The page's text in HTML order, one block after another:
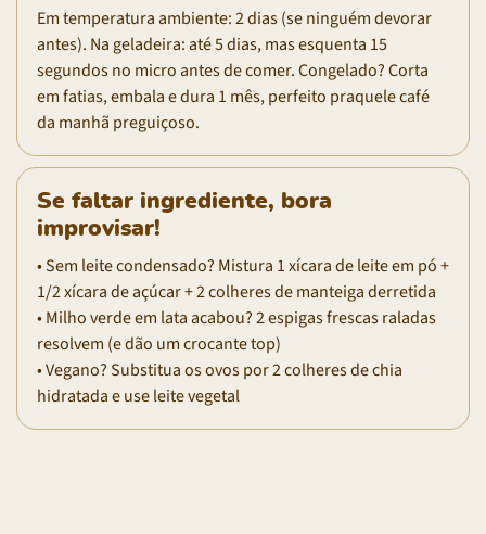
Em temperatura ambiente: 2 dias (se ninguém devorar
antes). Na geladeira: até 5 dias, mas esquenta 15
segundos no micro antes de comer. Congelado? Corta
em fatias, embala e dura 1 mês, perfeito praquele café
da manhã preguiçoso.
Se faltar ingrediente, bora
improvisar!
• Sem leite condensado? Mistura 1 xícara de leite em pó +
1/2 xícara de açúcar + 2 colheres de manteiga derretida
• Milho verde em lata acabou? 2 espigas frescas raladas
resolvem (e dão um crocante top)
• Vegano? Substitua os ovos por 2 colheres de chia
hidratada e use leite vegetal